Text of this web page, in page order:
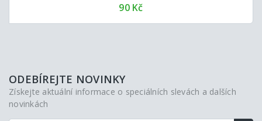
90 Kč
ODEBÍREJTE NOVINKY
Získejte aktuální informace o speciálních slevách a dalších
novinkách